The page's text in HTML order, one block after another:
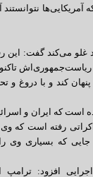
غلو می‌کند گفت: این
کند و با دروغ و
که ایران و
رفته است که وی
که بسیاری وی
افزود: ترامپ